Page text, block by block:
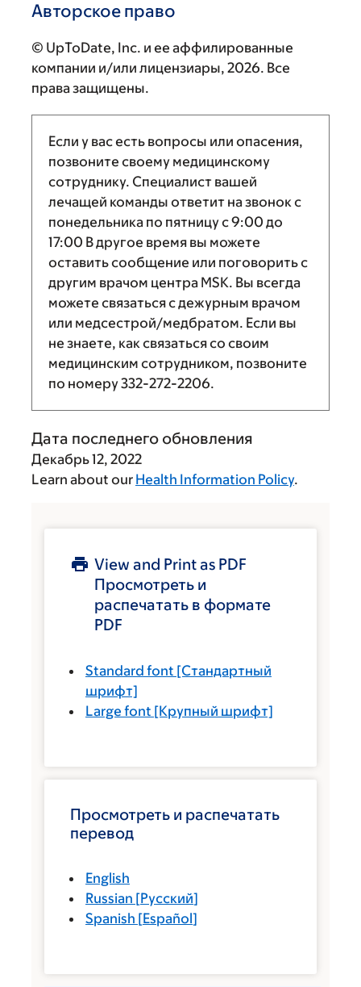
Авторское право
© UpToDate, Inc. и ее аффилированные
компании и/или лицензиары, 2026. Все
права защищены.
Если у вас есть вопросы или опасения,
позвоните своему медицинскому
сотруднику. Специалист вашей
лечащей команды ответит на звонок с
понедельника по пятницу с9:00 до
17:00 В другое время вы можете
оставить сообщение или поговорить с
другим врачом центра MSK. Вы всегда
можете связаться с дежурным врачом
или медсестрой/медбратом. Если вы
не знаете, как связаться со своим
медицинским сотрудником, позвоните
по номеру332-272-2206.
Дата последнего обновления
Декабрь 12, 2022
Learn about our Health Information Policy.
View and Print as PDF
Просмотреть и
распечатать в формате
PDF
Standard font [Стандартный
шрифт]
Large font [Крупный шрифт]
Просмотреть и распечатать
перевод
English
Russian [Русский]
Spanish [Español]